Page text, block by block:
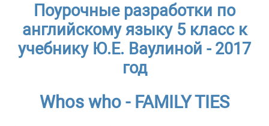
Поурочные разработки по
английскому языку 5 класс к
учебнику Ю.Е. Ваулиной - 2017
год
Whos who - FAMILY TIES